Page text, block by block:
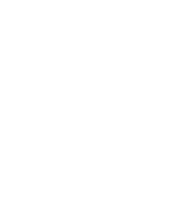
Juan del Val
Planeta 2025